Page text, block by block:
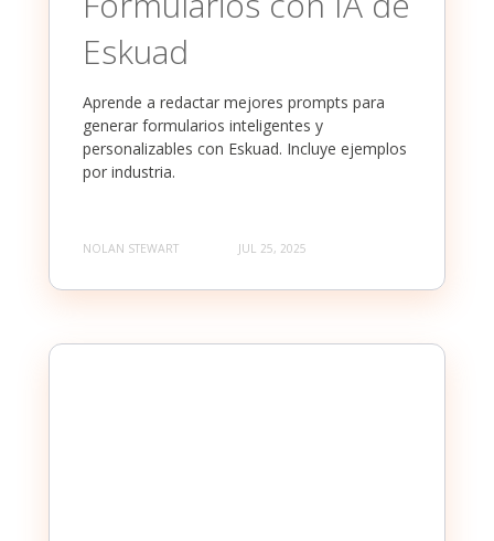
Eskuad
Aprende a redactar mejores prompts para
generar formularios inteligentes y
personalizables con Eskuad. Incluye ejemplos
por industria.
NOLAN STEWART JUL 25, 2025